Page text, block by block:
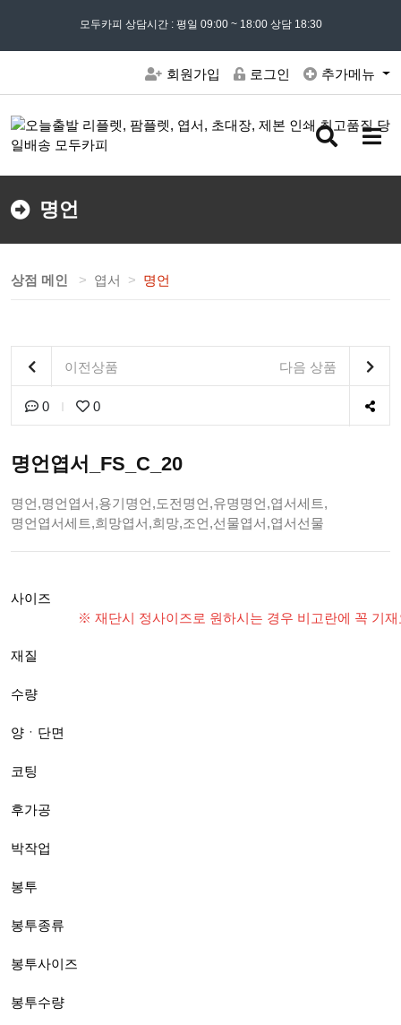
모든 문의는02) 302 - 7797및 ' 견적문의 ' 게시판을 이용해주세요
모두카피 상담시간 : 평일 09:00 ~ 18:00 상담 18:30
회원가입 로그인 추가메뉴
검
버
메
버
명언
상점 메인 엽서 명언
이전상품 다음 상품
0 0
명언엽서_FS_C_20
명언,명언엽서,용기명언,도전명언,유명명언,엽서세트,
명언엽서세트,희망엽서,희망,조언,선물엽서,엽서선물
사이즈
※ 재단시 정사이즈로 원하시는 경우 비고란에 꼭 기재
재질
수량
양ㆍ단면
코팅
후가공
박작업
봉투
봉투종류
봉투사이즈
봉투수량